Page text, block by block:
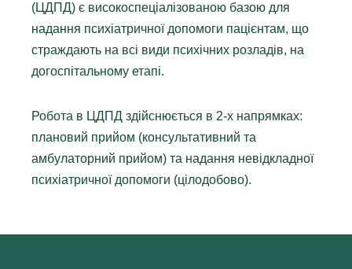
(ЦДПД) є високоспеціалізованою базою для
надання психіатричної допомоги пацієнтам, що
страждають на всі види психічних розладів, на
догоспітальному етапі.
Робота в ЦДПД здійснюється в 2-х напрямках:
плановий прийом (консультативний та
амбулаторний прийом) та надання невідкладної
психіатричної допомоги (цілодобово).